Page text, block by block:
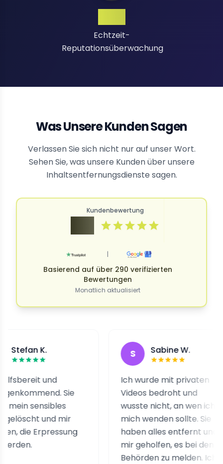
Echtzeit-
Reputationsüberwachung
Was Unsere Kunden Sagen
Verlassen Sie sich nicht nur auf unser Wort.
Sehen Sie, was unsere Kunden über unsere
Inhaltsentfernungsdienste sagen.
Kundenbewertung
|
Basierend auf über 290 verifizierten
Bewertungen
Monatlich aktualisiert
K.
und
Sie
und mir
Erpressung
Sabine W.
Ich wurde mit privaten
Videos bedroht und
wusste nicht, an wen ich
mich wenden sollte. Sie
haben alles entfernt und
mir geholfen, es bei den
Behörden zu melden. Ich